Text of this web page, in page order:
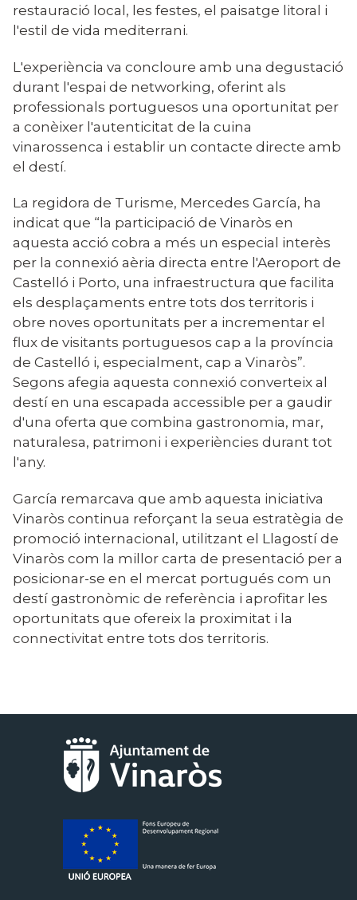
restauració local, les festes, el paisatge litoral i
l'estil de vida mediterrani.
L'experiència va concloure amb una degustació
durant l'espai de networking, oferint als
professionals portuguesos una oportunitat per
a conèixer l'autenticitat de la cuina
vinarossenca i establir un contacte directe amb
el destí.
La regidora de Turisme, Mercedes García, ha
indicat que “la participació de Vinaròs en
aquesta acció cobra a més un especial interès
per la connexió aèria directa entre l'Aeroport de
Castelló i Porto, una infraestructura que facilita
els desplaçaments entre tots dos territoris i
obre noves oportunitats per a incrementar el
flux de visitants portuguesos cap a la província
de Castelló i, especialment, cap a Vinaròs”.
Segons afegia aquesta connexió converteix al
destí en una escapada accessible per a gaudir
d'una oferta que combina gastronomia, mar,
naturalesa, patrimoni i experiències durant tot
l'any.
García remarcava que amb aquesta iniciativa
Vinaròs continua reforçant la seua estratègia de
promoció internacional, utilitzant el Llagostí de
Vinaròs com la millor carta de presentació per a
posicionar-se en el mercat portugués com un
destí gastronòmic de referència i aprofitar les
oportunitats que ofereix la proximitat i la
connectivitat entre tots dos territoris.